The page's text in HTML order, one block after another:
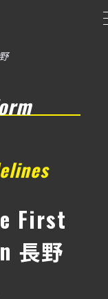
First
長野